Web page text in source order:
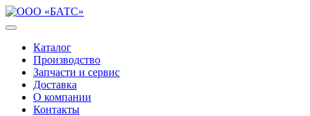
Каталог
Производство
Запчасти и сервис
Доставка
О компании
Контакты